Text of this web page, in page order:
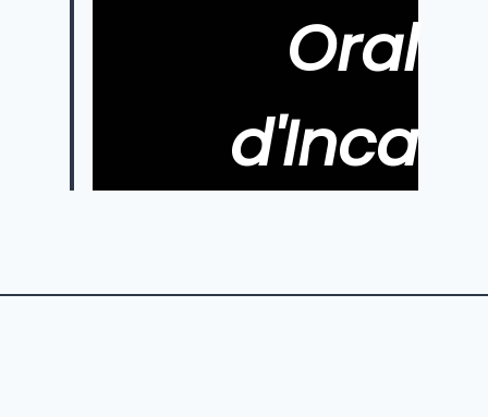
Oral
d'Inca